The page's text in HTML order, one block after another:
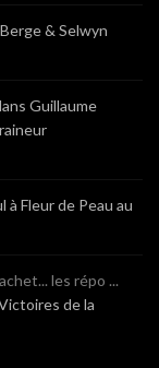
& Selwyn
Guillaume
à Fleur de Peau au
les répo ...
de la